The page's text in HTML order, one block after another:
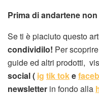
Prima di andartene
Se ti è piaciuto questo
condividilo! Per
guide ed altri prodotti,
social ( ig tik toke
newsletter in fondo alla